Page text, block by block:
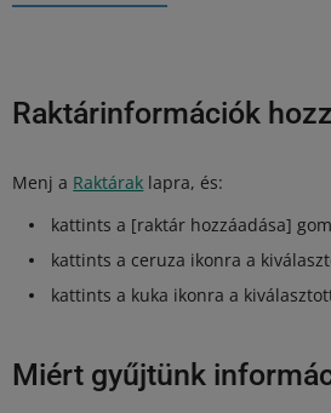
Raktárinformációk
Menj a Raktárak lapra, és:
kattints a [raktár hozzáadása]
kattints a ceruza ikonra a
kattints a kuka ikonra a
Miért gyűjtünk